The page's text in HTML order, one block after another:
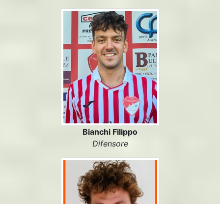
Bianchi Filippo
Difensore